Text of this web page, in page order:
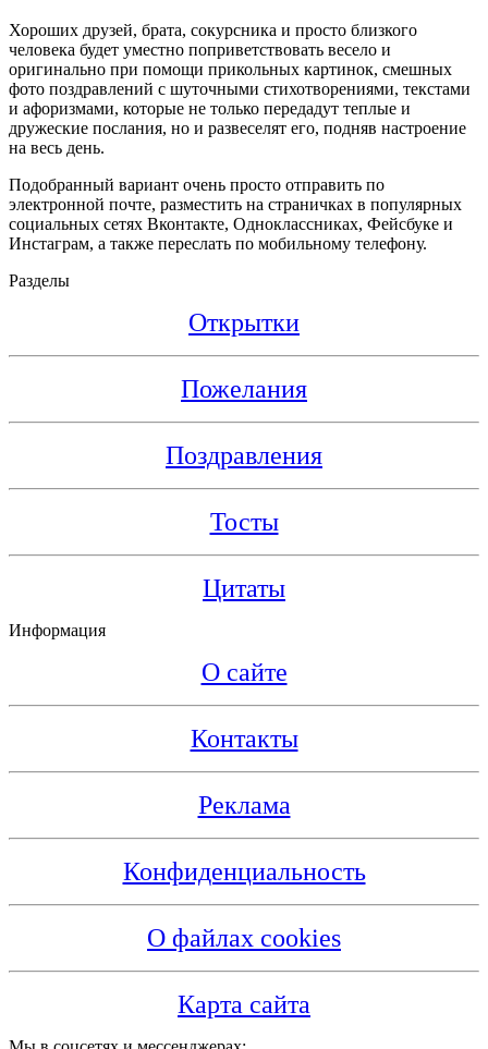
Хороших друзей, брата, сокурсника и просто близкого
человека будет уместно поприветствовать весело и
оригинально при помощи прикольных картинок, смешных
фото поздравлений с шуточными стихотворениями, текстами
и афоризмами, которые не только передадут теплые и
дружеские послания, но и развеселят его, подняв настроение
на весь день.
Подобранный вариант очень просто отправить по
электронной почте, разместить на страничках в популярных
социальных сетях Вконтакте, Одноклассниках, Фейсбуке и
Инстаграм, а также переслать по мобильному телефону.
Разделы
Открытки
Пожелания
Поздравления
Тосты
Цитаты
Информация
О сайте
Контакты
Реклама
Конфиденциальность
О файлах cookies
Карта сайта